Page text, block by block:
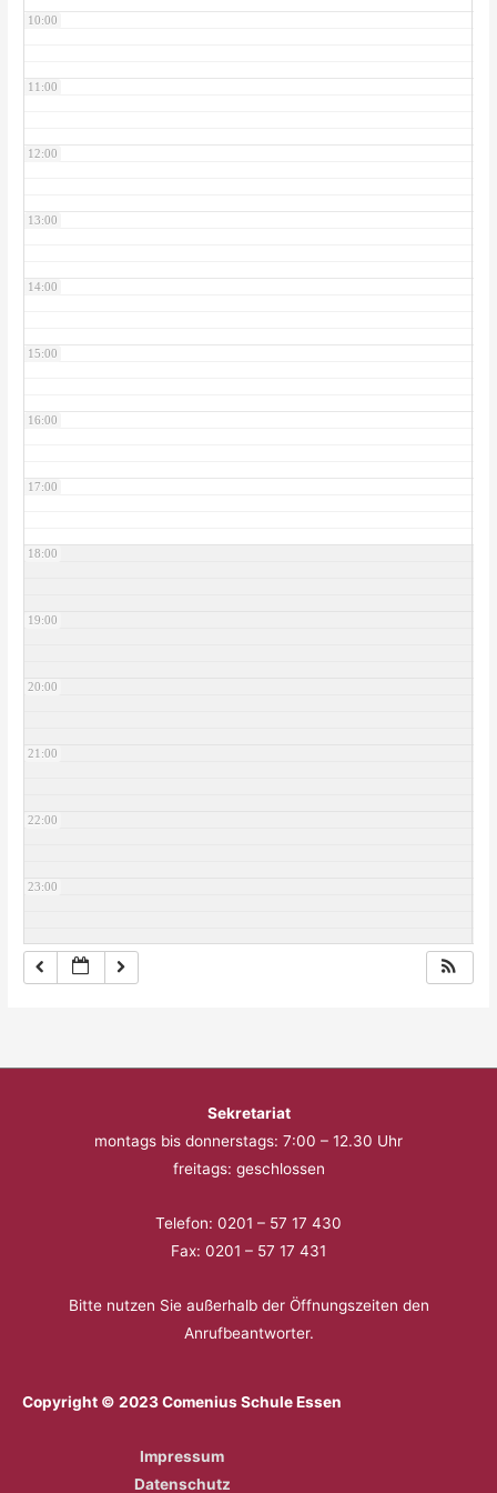
10:00
11:00
12:00
13:00
14:00
15:00
16:00
17:00
18:00
19:00
20:00
21:00
22:00
23:00
Sekretariat
montags bis donnerstags: 7:00 – 12.30 Uhr
freitags: geschlossen
Telefon: 0201 – 57 17 430
Fax: 0201 – 57 17 431
Bitte nutzen Sie außerhalb der Öffnungszeiten den
Anrufbeantworter.
Copyright © 2023 Comenius Schule Essen
Impressum
Datenschutz